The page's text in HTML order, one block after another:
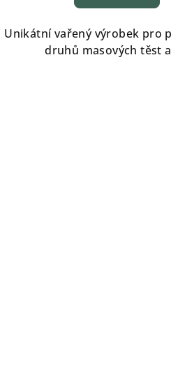
Unikátní vařený výrobek pro
druhů masových těst